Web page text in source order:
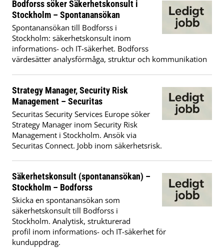
Bodforss söker Säkerhetskonsult i
Stockholm – Spontanansökan
Spontanansökan till Bodforss i
Stockholm: säkerhetskonsult inom
informations- och IT-säkerhet. Bodforss
värdesätter analysförmåga, struktur och kommunikation
Strategy Manager, Security Risk
Management – Securitas
Securitas Security Services Europe söker
Strategy Manager inom Security Risk
Management i Stockholm. Ansök via
Securitas Connect. Jobb inom säkerhetsrisk.
Säkerhetskonsult (spontanansökan) –
Stockholm – Bodforss
Skicka en spontanansökan som
säkerhetskonsult till Bodforss i
Stockholm. Analytisk, strukturerad
profil inom informations- och IT-säkerhet för
kunduppdrag.